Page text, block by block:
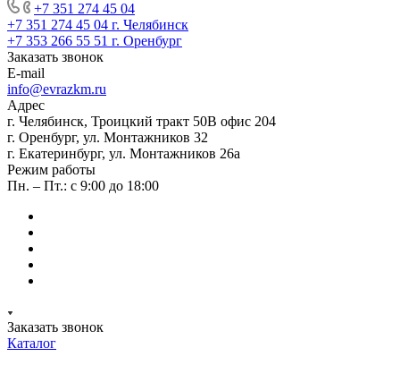
+7 351 274 45 04
+7 351 274 45 04 г. Челябинск
+7 353 266 55 51 г. Оренбург
Заказать звонок
E-mail
info@evrazkm.ru
Адрес
г. Челябинск, Троицкий тракт 50В офис 204
г. Оренбург, ул. Монтажников 32
г. Екатеринбург, ул. Монтажников 26а
Режим работы
Пн. – Пт.: с 9:00 до 18:00
Заказать звонок
Каталог